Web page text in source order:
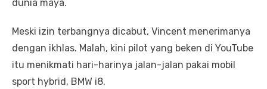
dunia maya.
Meski izin terbangnya dicabut, Vincent menerimanya
dengan ikhlas. Malah, kini pilot yang beken di YouTube
itu menikmati hari-harinya jalan-jalan pakai mobil
sport hybrid, BMW i8.